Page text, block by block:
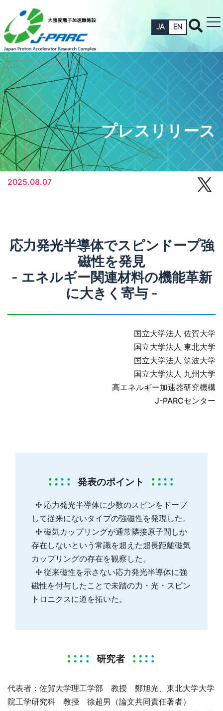
JA EN
プレスリリース
2025.08.07
応力発光半導体でスピンドープ強
磁性を発見
- エネルギー関連材料の機能革新
に大きく寄与 -
国立大学法人 佐賀大学
国立大学法人 東北大学
国立大学法人 筑波大学
国立大学法人 九州大学
高エネルギー加速器研究機構
J-PARCセンター
発表のポイント
✣ 応力発光半導体に少数のスピンをドープ
して従来にないタイプの強磁性を発現した。
✣ 磁気カップリングが通常隣接原子間しか
存在しないという常識を超えた超長距離磁気
カップリングの存在を観察した。
✣ 従来磁性を示さない応力発光半導体に強
磁性を付与したことで未踏の力・光・スピン
トロニクスに道を拓いた。
研究者
代表者：佐賀大学理工学部 教授 鄭旭光、東北大学大学
院工学研究科 教授 徐超男（論文共同責任著者）